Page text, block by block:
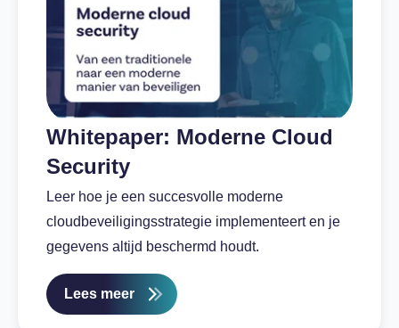
Whitepaper: Moderne Cloud
Security
Leer hoe je een succesvolle moderne
cloudbeveiligingsstrategie implementeert en je
gegevens altijd beschermd houdt.
Lees meer